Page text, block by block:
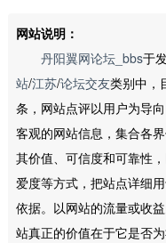
网站说明：
丹阳翼网论坛_bbs于
站/江苏/论坛交友类别中，
条，网站点评以用户为导
客观的网站信息，集合各
其价值、可信度和可靠性
爱度等方式，把站点详细
依据。以网站的流量或收
站真正的价值在于它是否